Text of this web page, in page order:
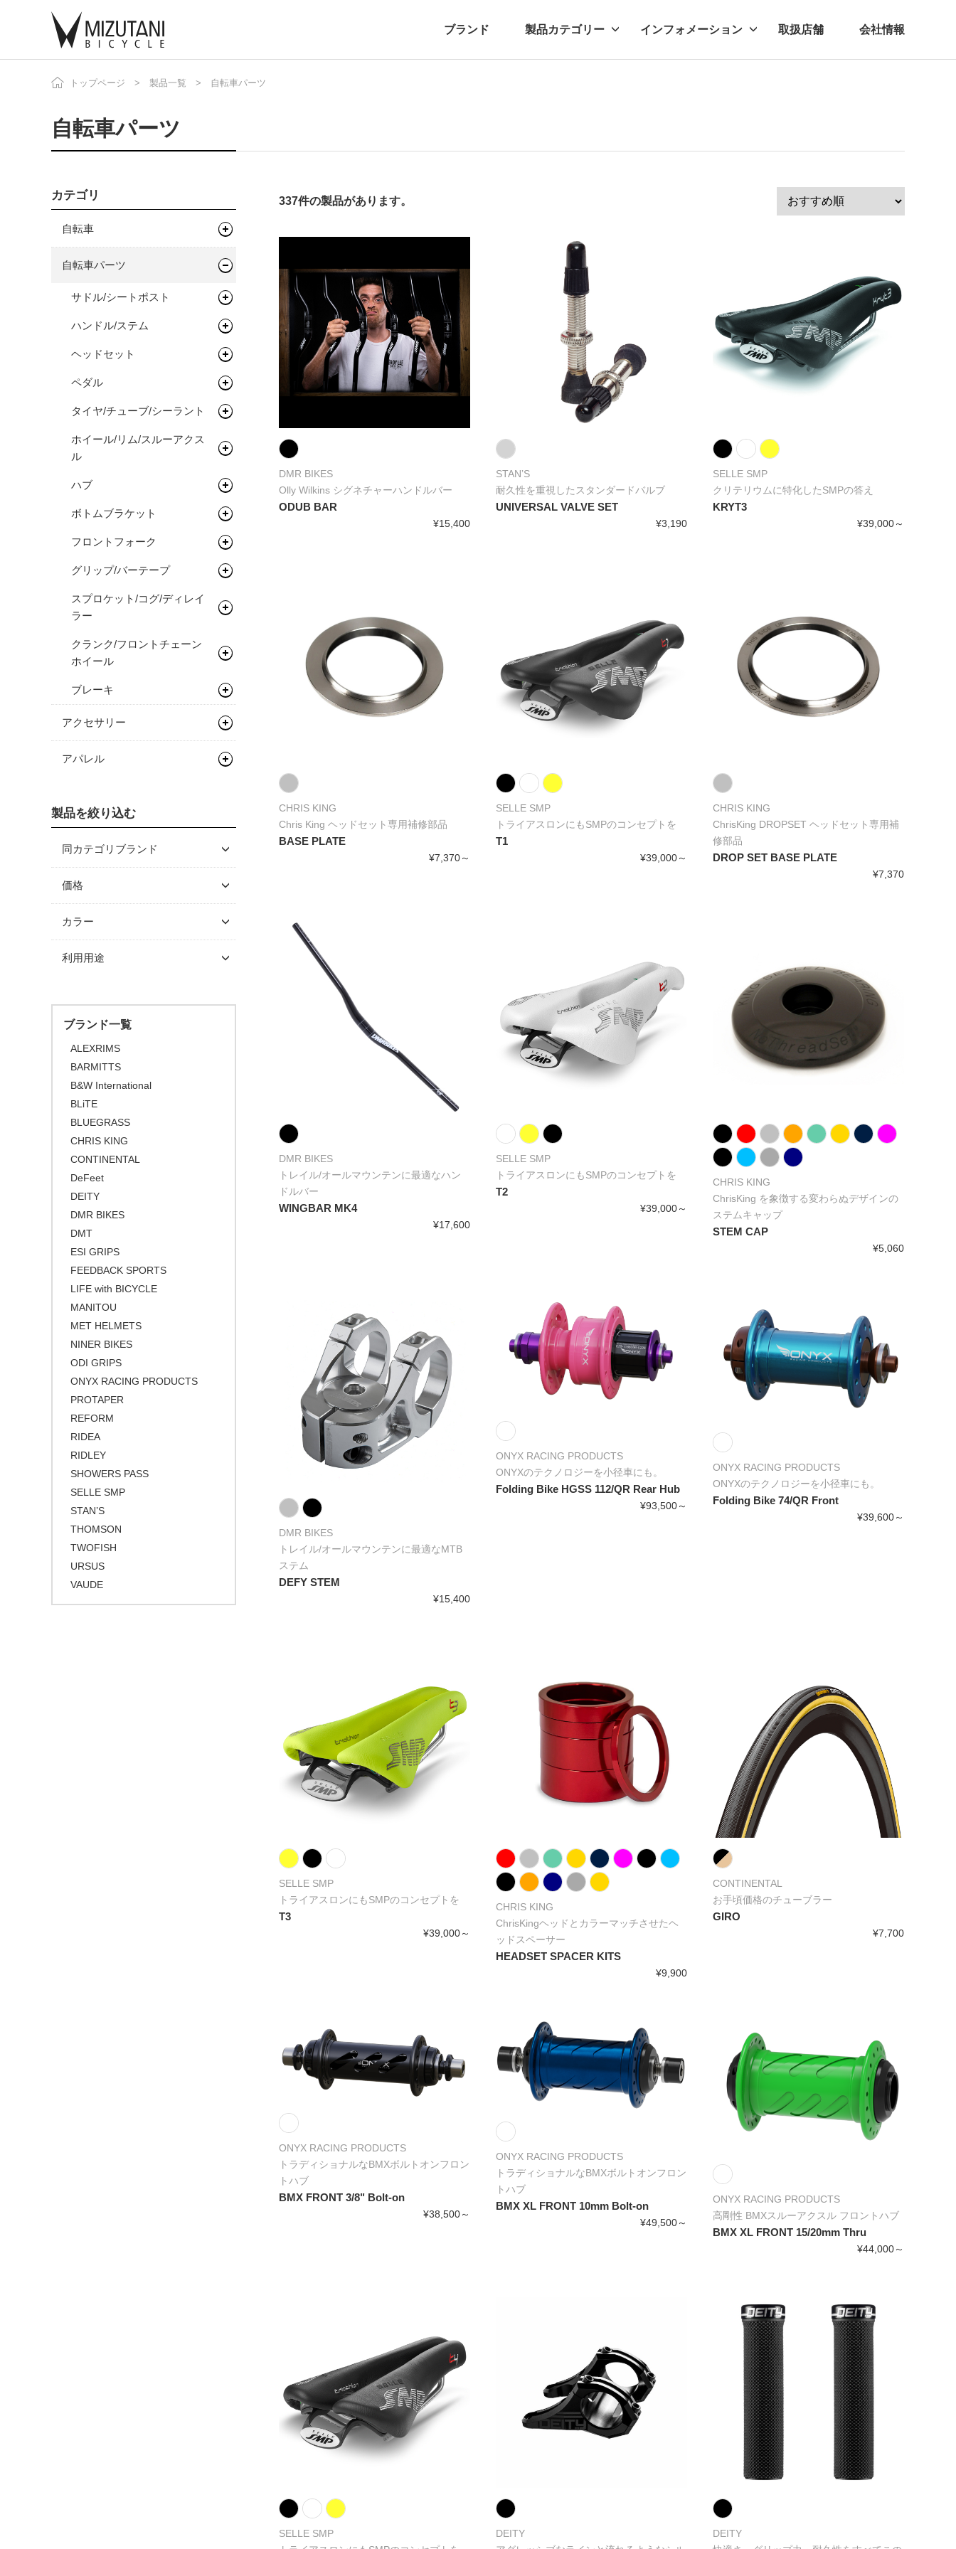
ブランド 製品カテゴリー インフォメーション 取扱店舗 会社情報
トップページ 製品一覧 自転車パーツ
自転車パーツ
337件の製品があります。
DMR BIKES
Olly Wilkins シグネチャーハンドルバー
ODUB BAR
¥15,400
STAN’S
耐久性を重視したスタンダードバルブ
UNIVERSAL VALVE SET
¥3,190
SELLE SMP
クリテリウムに特化したSMPの答え
KRYT3
¥39,000～
CHRIS KING
Chris King ヘッドセット専用補修部品
BASE PLATE
¥7,370～
SELLE SMP
トライアスロンにもSMPのコンセプトを
T1
¥39,000～
CHRIS KING
ChrisKing DROPSET ヘッドセット専用補
修部品
DROP SET BASE PLATE
¥7,370
DMR BIKES
トレイル/オールマウンテンに最適なハン
ドルバー
WINGBAR MK4
¥17,600
SELLE SMP
トライアスロンにもSMPのコンセプトを
T2
¥39,000～
CHRIS KING
ChrisKing を象徴する変わらぬデザインの
ステムキャップ
STEM CAP
¥5,060
DMR BIKES
トレイル/オールマウンテンに最適なMTB
ステム
DEFY STEM
¥15,400
ONYX RACING PRODUCTS
ONYXのテクノロジーを小径車にも。
Folding Bike HGSS 112/QR Rear Hub
¥93,500～
ONYX RACING PRODUCTS
ONYXのテクノロジーを小径車にも。
Folding Bike 74/QR Front
¥39,600～
SELLE SMP
トライアスロンにもSMPのコンセプトを
T3
¥39,000～
CHRIS KING
ChrisKingヘッドとカラーマッチさせたヘ
ッドスペーサー
HEADSET SPACER KITS
¥9,900
CONTINENTAL
お手頃価格のチューブラー
GIRO
¥7,700
ONYX RACING PRODUCTS
トラディショナルなBMXボルトオンフロン
トハブ
BMX FRONT 3/8" Bolt-on
¥38,500～
ONYX RACING PRODUCTS
トラディショナルなBMXボルトオンフロン
トハブ
BMX XL FRONT 10mm Bolt-on
¥49,500～
ONYX RACING PRODUCTS
高剛性 BMXスルーアクスル フロントハブ
BMX XL FRONT 15/20mm Thru
¥44,000～
SELLE SMP
DEITY
DEITY
カテゴリ
自転車
マウンテンバイク
スロン
フレーム
オールロードバイク
フレーム
完成車
シクロクロスバイク
フレーム
自転車パーツ
サドル/シートポスト
サドル
シートポスト
ハンドル/ステム
ドロップバー
フラットバー
ステム
ライザーバー
ー）
ヘッドセット
ヘッドセット
関連パーツ
ペダル
フラットペダル
ビンディングペダル
タイヤ/チューブ/シーラント
ロードタイヤ（クリンチャ
ー）
ロードタイヤ（チューブレス/
ー）
MTBタイヤ（クリンチャー）
MTBタイヤ（チューブレス/レ
グラベルバイク/CXタイヤ
（チューブレス/レディ）
アーバンタイヤ
チューブ
シーラント
ホイール/リム/スルーアクス
ル
完組ホイール
リム
リムテープ/チューブレステー
バルブ/チューブレスバルブ
スルーアクスル
ハブ
フロントハブ
リアハブ
関連パーツ
ボトムブラケット
ネジ切りタイプ
関連パーツ
フロントフォーク
リジットフォーク
サスペンションフォーク
グリップ/バーテープ
グリップ
スプロケット/コグ/ディレイ
ラー
シングルコグ
クランク/フロントチェーン
ホイール
チェーンリング
ブレーキ
ディスクロ―ター
アクセサリー
バッグ類
バイクパッキング/アクセサリ
ー
サドルバッグ
パニアバッグ
輪行袋
ハードケース
ボトル/ケージ/アダプター類
ド
フェンダー
スタンド
ワークスタンド/ディスプレ
イスタンド
ディスプレイスタンド
サイクルトレーナー
サイクルトレーナー
メンテナンス/工具
グリース/ルブ
工具
プロテクター
ター
ライト
アパレル
ロードバイク
マウンテンバイク/BMX
ツーリング/街乗り/通勤/ミニ
べロ
アル
キッズヘルメット
シューズ
ロードバイク
グラベルバイク/シクロクロス
サイクルウェア
サイクルウェア（メンズ）
グローブ
カバー/ウォーマー類
二―/レッグカバー
ハンドルカバー
ビーニー
製品を絞り込む
同カテゴリブランド
ALEXRIMS
BLiTE
CHRIS KING
ESI GRIPS
LIFE with BICYCLE
MANITOU
NINER BIKES
ONYX RACING PRODUCTS
PROTAPER
REFORM
SELLE SMP
STAN’S
THOMSON
URSUS
価格
～ \5,000
\5,001 ～ 10,000
\10,001 ～ 20,000
\30,001 ～ 50,000
\50,001 ～
カラー
ブラック
オレンジ
ピンク
レッド
パープル
グリーン
イエロー
ゴールド
シルバー
その他
ブロンズ
利用用途
グラベルバイク
小径/折りたたみ自転車
タイムトライアル / トライアスロ
ン
トラベル/ツーリング
シクロクロスバイク
クロスバイク / アーバンバイク
ブランド一覧
ALEXRIMS
BARMITTS
B&W International
BLiTE
BLUEGRASS
CHRIS KING
CONTINENTAL
DeFeet
DEITY
DMR BIKES
DMT
ESI GRIPS
FEEDBACK SPORTS
LIFE with BICYCLE
MANITOU
MET HELMETS
NINER BIKES
ODI GRIPS
ONYX RACING PRODUCTS
PROTAPER
REFORM
RIDEA
RIDLEY
SHOWERS PASS
SELLE SMP
STAN’S
THOMSON
TWOFISH
URSUS
VAUDE